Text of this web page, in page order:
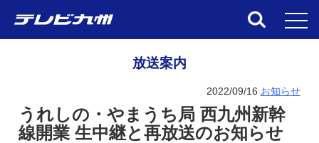
放送案内
2022/09/16 お知らせ
うれしの・やまうち局 西九州新幹
線開業 生中継と再放送のお知らせ